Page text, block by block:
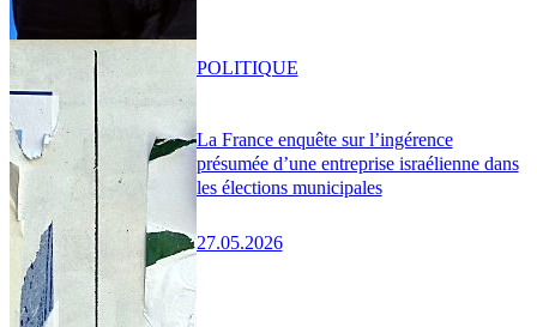
La France enquête sur l’ingérence
présumée d’une entreprise israélienne dans
les élections municipales
27.05.2026
POLITIQUE